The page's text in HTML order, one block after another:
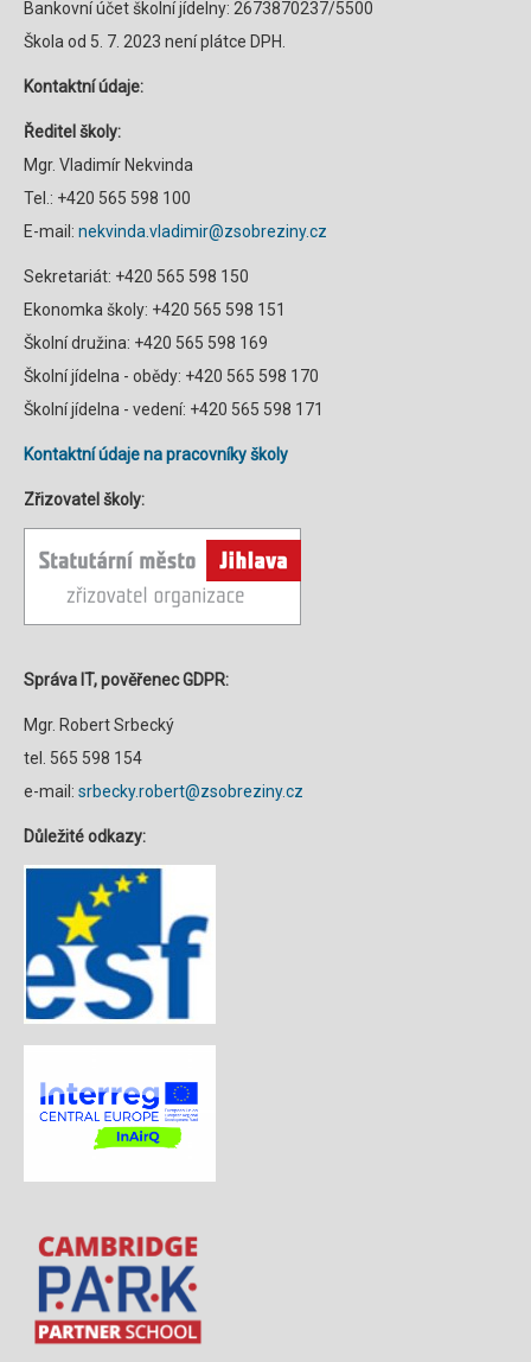
Bankovní účet školní jídelny: 2673870237/5500
Škola od 5. 7. 2023 není plátce DPH.
Kontaktní údaje:
Ředitel školy:
Mgr. Vladimír Nekvinda
Tel.: +420 565 598 100
E-mail: nekvinda.vladimir@zsobreziny.cz
Sekretariát: +420 565 598 150
Ekonomka školy: +420 565 598 151
Školní družina: +420 565 598 169
Školní jídelna - obědy: +420 565 598 170
Školní jídelna - vedení: +420 565 598 171
Kontaktní údaje na pracovníky školy
Zřizovatel školy:
Správa IT, pověřenec GDPR:
Mgr. Robert Srbecký
tel. 565 598 154
e-mail: srbecky.robert@zsobreziny.cz
Důležité odkazy: